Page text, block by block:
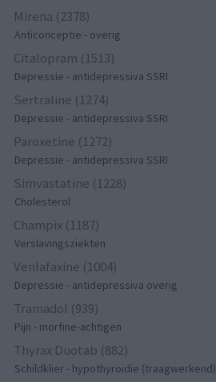
Mirena (2378)
Anticonceptie - overig
Citalopram (1513)
Depressie - antidepressiva SSRI
Sertraline (1274)
Depressie - antidepressiva SSRI
Paroxetine (1272)
Depressie - antidepressiva SSRI
Simvastatine (1228)
Cholesterol
Champix (1187)
Verslavingsziekten
Venlafaxine (1004)
Depressie - antidepressiva overig
Tramadol (939)
Pijn - morfine-achtigen
Thyrax Duotab (882)
Schildklier - hypothyroidie (traagwerkend)